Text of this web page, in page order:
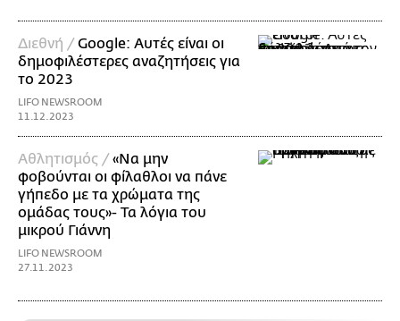
Διεθνή /Google: Αυτές είναι οι
δημοφιλέστερες αναζητήσεις για
το 2023
LIFO NEWSROOM
11.12.2023
Αθλητισμός /«Να μην
φοβούνται οι φίλαθλοι να πάνε
γήπεδο με τα χρώματα της
ομάδας τους»- Τα λόγια του
μικρού Γιάννη
LIFO NEWSROOM
27.11.2023